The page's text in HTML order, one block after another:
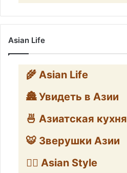
Asian Life
🌾 Asian Life
🏯 Увидеть в Азии
🍜 Азиатская кухня
🐯 Зверушки Азии
🧛‍♂️ Asian Style